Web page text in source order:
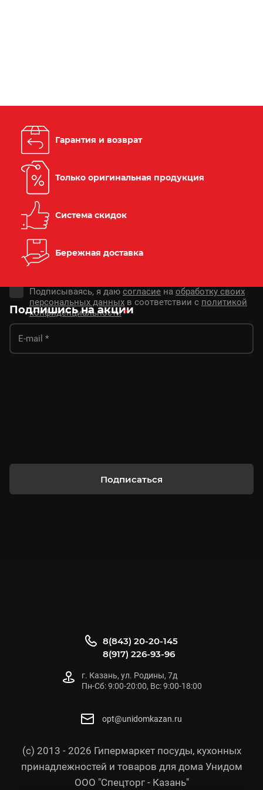
Гарантия и возврат
Только оригинальная продукция
Система скидок
Бережная доставка
Подпишись на акции
Подписываясь, я даю согласие на обработку своих
персональных данных в соответствии с политикой
конфиденциальности *
Подписаться
(с) 2013 - 2026 Гипермаркет посуды, кухонных
принадлежностей и товаров для дома Унидом
ООО "Спецторг - Казань"
8(843) 20-20-145
8(917) 226-93-96
г. Казань, ул. Родины, 7д
Пн-Сб: 9:00-20:00, Вс: 9:00-18:00
opt@unidomkazan.ru